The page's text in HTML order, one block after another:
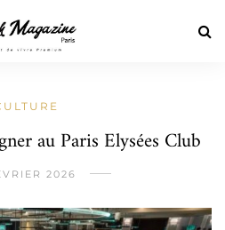
au Paris Elysées Club
2026